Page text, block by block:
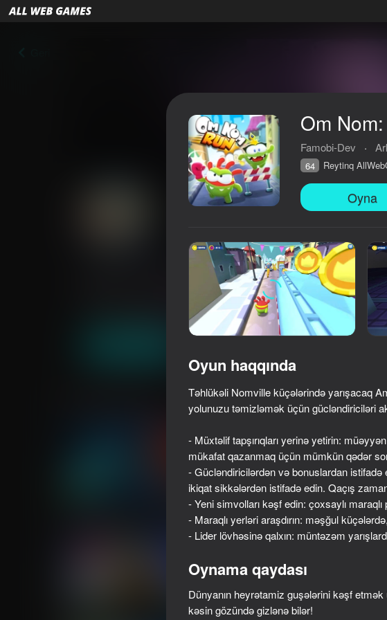
4,2Oyunçuların qiyməti 6+
Famobi-Dev
74
Thief Puzzle
72
84 76
Om
Famobi-Dev ·
64 Reytinq
Oyna
Oyun haqqında
Təhlükəli Nomville küçələrində yarışacaq
yolunuzu təmizləmək üçün gücləndiriciləri
- Müxtəlif tapşırıqları yerinə yetirin:
mükafat qazanmaq üçün mümkün qədər
- Gücləndiricilərdən və bonuslardan istifadə
ikiqat sikkələrdən istifadə edin. Qaçış
- Yeni simvolları kəşf edin: çoxsaylı
- Maraqlı yerləri araşdırın: məşğul
- Lider lövhəsinə qalxın: müntəzəm
Oynama qaydası
Dünyanın heyrətamiz guşələrini kəşf
kəsin gözündə gizlənə bilər!